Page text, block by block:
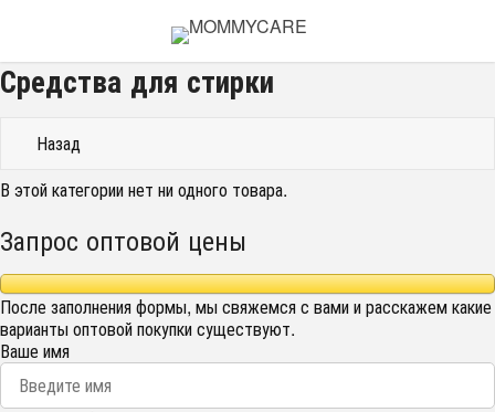
Средства для стирки
Назад
В этой категории нет ни одного товара.
Запрос оптовой цены
После заполнения формы, мы свяжемся с вами и расскажем какие
варианты оптовой покупки существуют.
Ваше имя